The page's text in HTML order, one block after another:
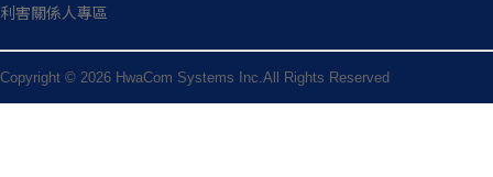
利害關係人專區
Copyright © 2026 HwaCom Systems Inc.All Rights Reserved